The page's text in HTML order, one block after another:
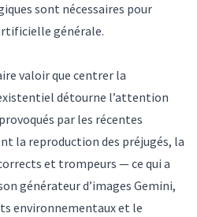
sont nécessaires pour
générale.
valoir que centrer la
détourne l’attention
par les récentes
la reproduction des préjugés, la
et trompeurs —ce qui a
générateur d’images Gemini,
environnementauxet le